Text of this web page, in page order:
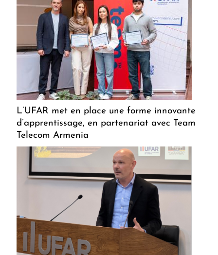
L’UFAR met en place une forme innovante
d’apprentissage, en partenariat avec Team
Telecom Armenia